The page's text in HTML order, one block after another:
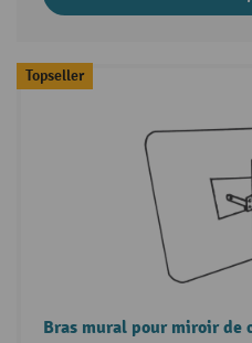
Topseller
Bras mural pour miroir de